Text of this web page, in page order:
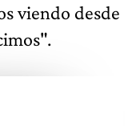
viendo desde